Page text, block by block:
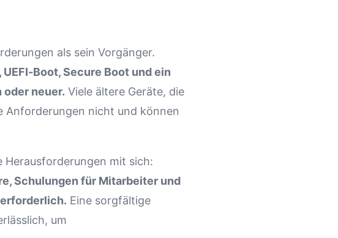
als sein Vorgänger.
Boot, Secure Boot und ein
neuer. Viele ältere Geräte, die
Anforderungen nicht und können
mit sich:
Schulungen für Mitarbeiter und
Eine sorgfältige
um